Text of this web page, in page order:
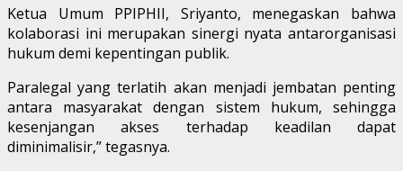
Ketua Umum PPIPHII, Sriyanto, menegaskan bahwa
kolaborasi ini merupakan sinergi nyata antarorganisasi
hukum demi kepentingan publik.
Paralegal yang terlatih akan menjadi jembatan penting
antara masyarakat dengan sistem hukum, sehingga
kesenjangan akses terhadap keadilan dapat
diminimalisir,” tegasnya.